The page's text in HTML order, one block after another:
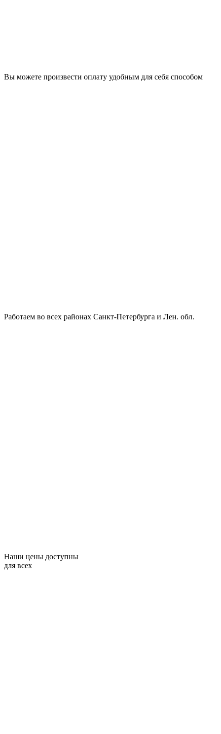
Вы можете произвести оплату удобным для себя способом
Работаем во всех районах Санкт-Петербурга и Лен. обл.
Наши цены доступны
для всех